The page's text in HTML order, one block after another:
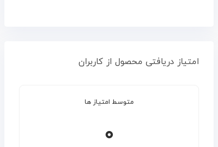
امتیاز دریافتی محصول از کاربران
متوسط امتیاز ها
۰